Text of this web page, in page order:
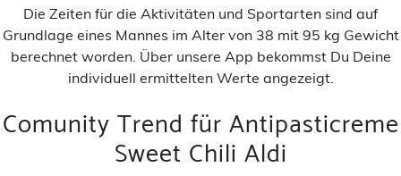
Die Zeiten für die Aktivitäten und Sportarten sind auf
Grundlage eines Mannes im Alter von 38 mit 95 kg Gewicht
berechnet worden. Über unsere App bekommst Du Deine
individuell ermittelten Werte angezeigt.
Comunity Trend für Antipasticreme
Sweet Chili Aldi